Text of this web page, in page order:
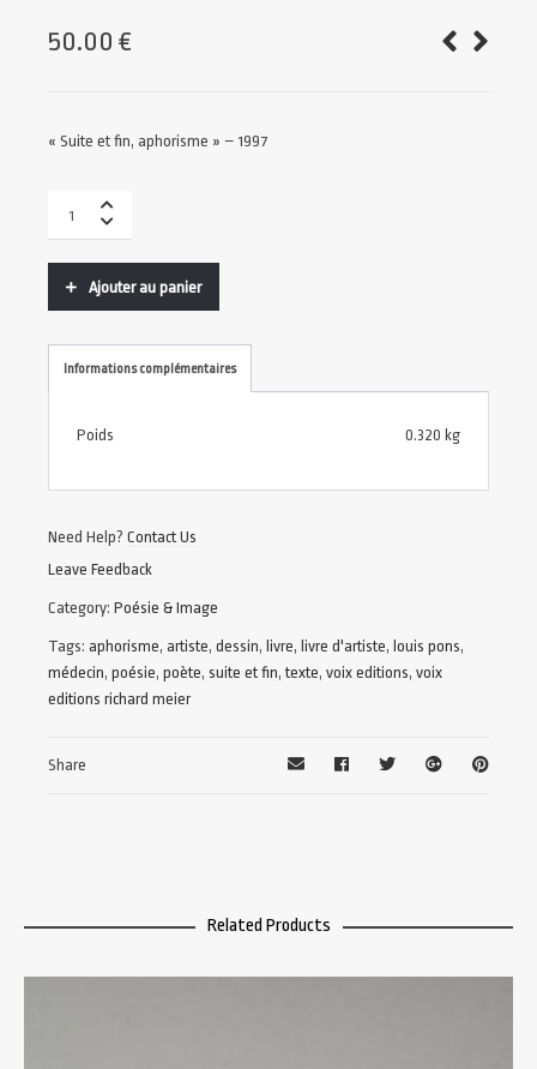
50.00 €
« Suite et fin, aphorisme » – 1997
Ajouter au panier
Informations complémentaires
Poids 0.320 kg
Need Help? Contact Us
Leave Feedback
Category: Poésie & Image
Tags: aphorisme, artiste, dessin, livre, livre d'artiste, louis pons,
médecin, poésie, poète, suite et fin,texte, voix editions, voix
editions richard meier
Share
Related Products